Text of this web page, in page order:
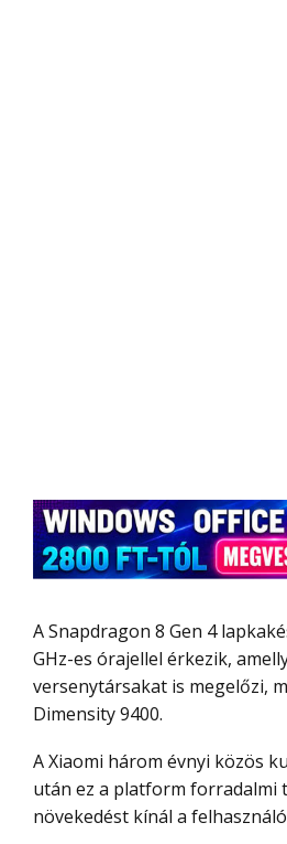
A Snapdragon 8 Gen 4 lapkakészlet várhatóan 4.37
GHz-es órajellel érkezik,
versenytársakat is megelőzi,
Dimensity 9400.
A Xiaomi három évnyi közös kutatása és fejlesztése
után ez a platform forradalmi
növekedést kínál a